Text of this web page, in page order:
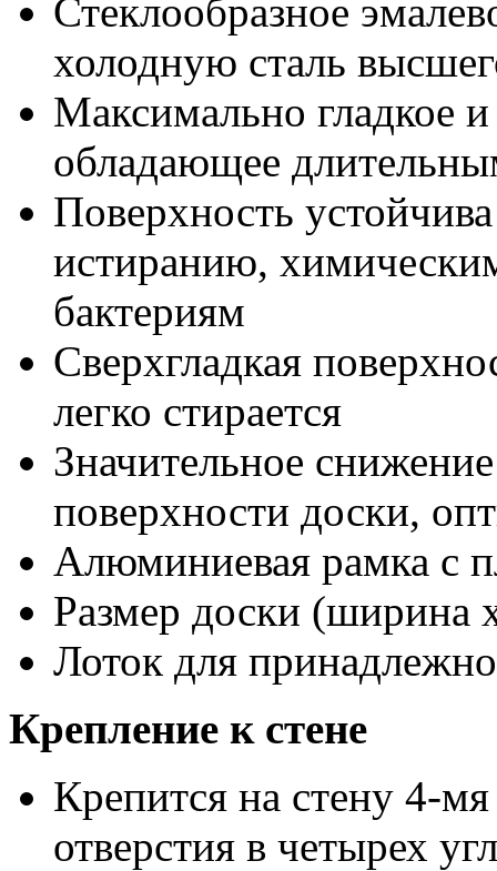
Стеклообразное
холодную сталь
Максимально гладкое
обладающее
Поверхность
истиранию,
бактериям
Сверхгладкая
легко стирается
Значительное
поверхности доски,
Алюминиевая рамка с
Размер доски (ширина
Лоток для
Крепление к стене
Крепится на стену 4-
отверстия в четырех